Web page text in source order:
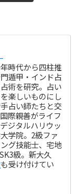
時代から四柱推
遁甲・インド占
術を研究。占い
楽しいものにし
占い師たちと交
際親善がライフ
ジタルハリウッ
学院。2級ファ
グ技能士、宅地
級。新大久
も受け付けてい